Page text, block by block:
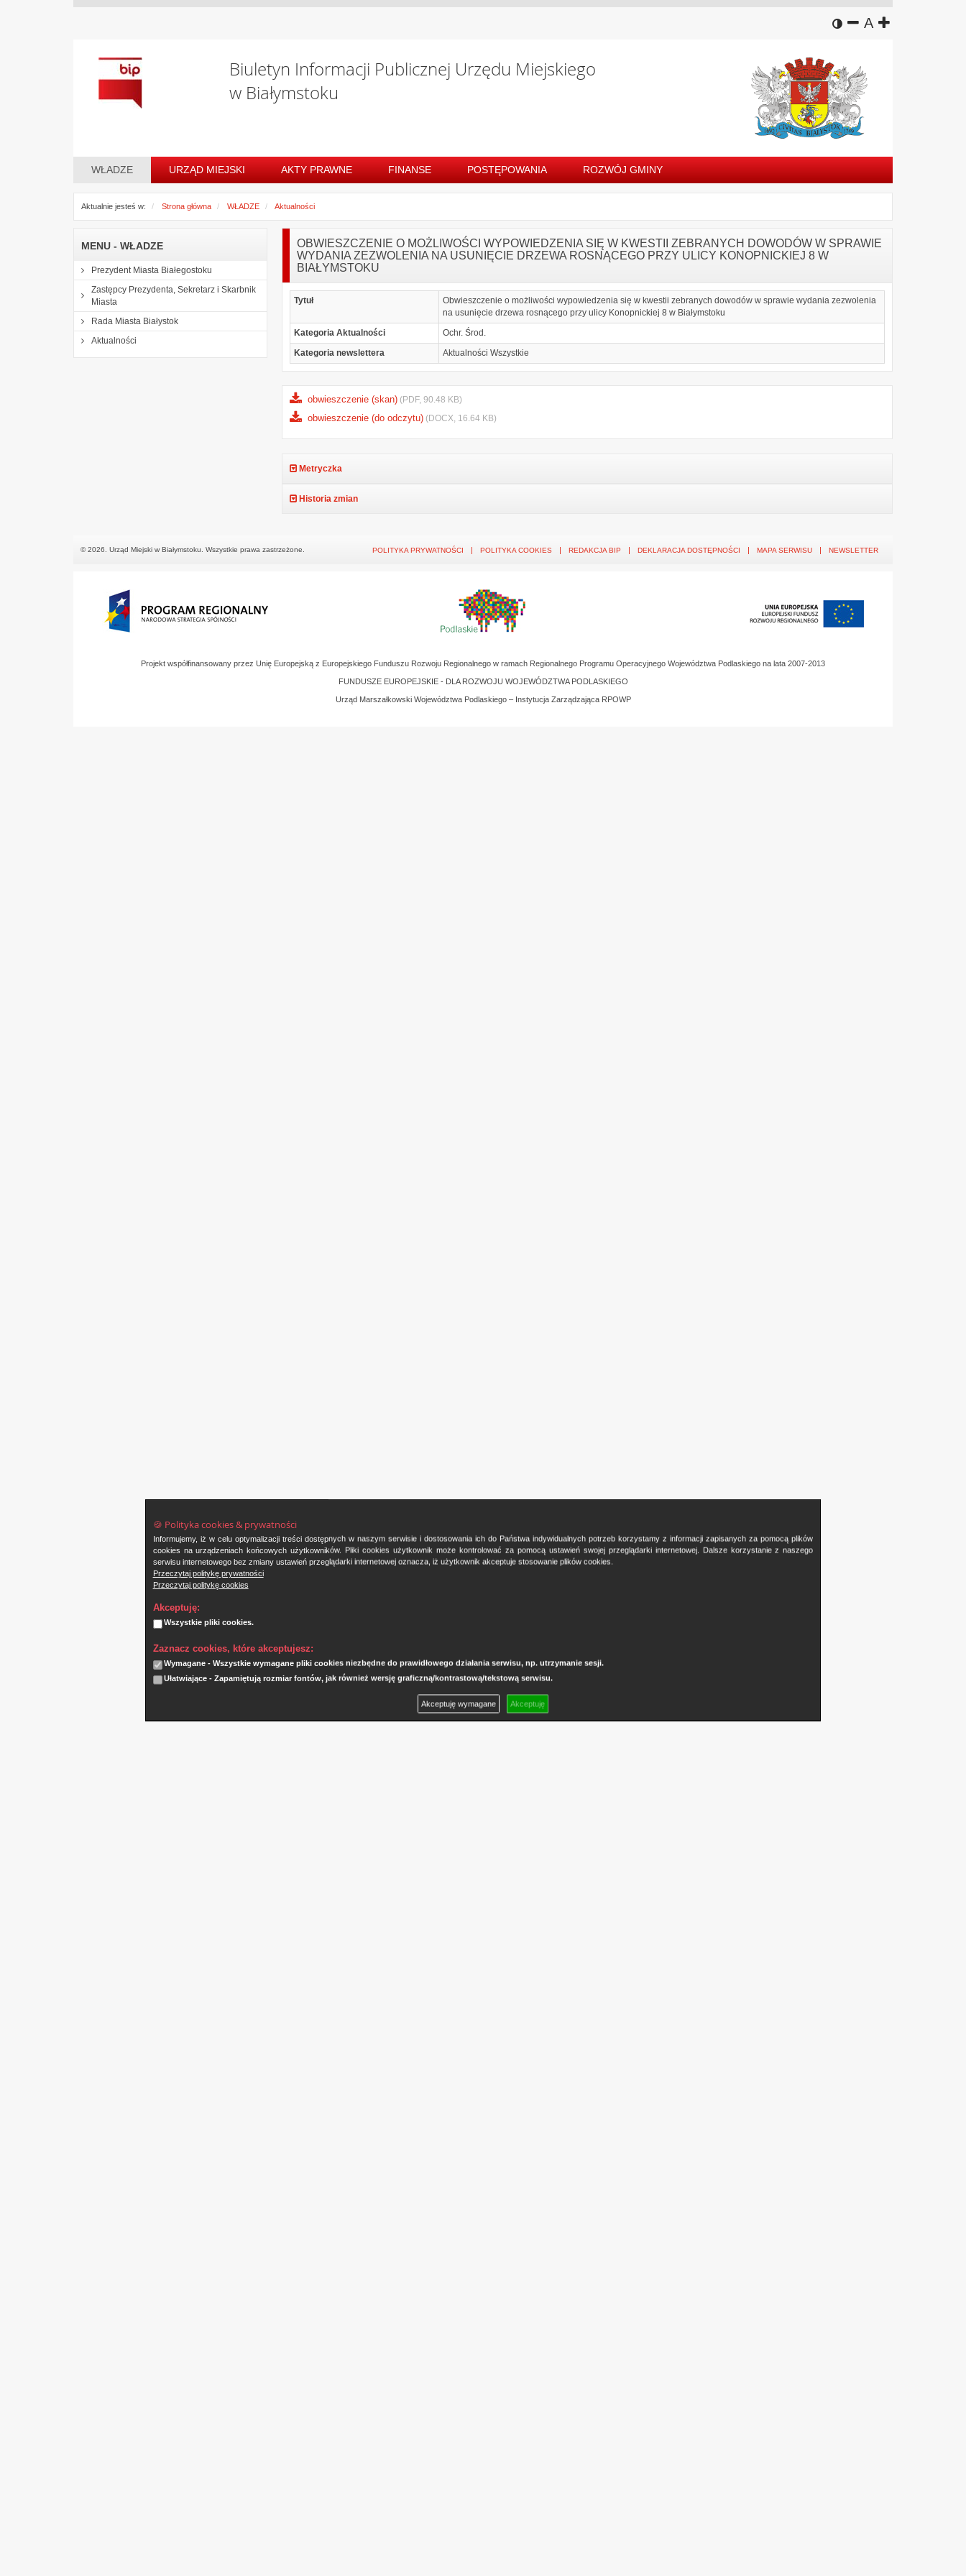
🍪 Polityka cookies & prywatności
Informujemy, iż w celu optymalizacji treści dostępnych w naszym serwisie i dostosowania ich do Państwa indywidualnych potrzeb korzystamy z informacji zapisanych za pomocą plików
cookies na urządzeniach końcowych użytkowników. Pliki cookies użytkownik może kontrolować za pomocą ustawień swojej przeglądarki internetowej. Dalsze korzystanie z naszego
serwisu internetowego bez zmiany ustawień przeglądarki internetowej oznacza, iż użytkownik akceptuje stosowanie plików cookies.
Przeczytaj politykę prywatności
Przeczytaj politykę cookies
Akceptuję:
Wszystkie pliki cookies.
Zaznacz cookies, które akceptujesz:
Wymagane - Wszystkie wymagane pliki cookies niezbędne do prawidłowego działania serwisu, np. utrzymanie sesji.
Ułatwiające - Zapamiętują rozmiar fontów, jak również wersję graficzną/kontrastową/tekstową serwisu.
Akceptuję wymagane Akceptuję
wersja kontrastowa
zmniejsz
Adomyślny
zwiększ
Biuletyn Informacji Publicznej Urzędu Miejskiego
w Białymstoku
WŁADZE URZĄD MIEJSKI AKTY PRAWNE FINANSE POSTĘPOWANIA ROZWÓJ GMINY
Aktualnie jesteś w: Strona główna WŁADZE Aktualności
MENU - WŁADZE
Prezydent Miasta Białegostoku
Zastępcy Prezydenta, Sekretarz i Skarbnik
Miasta
Rada Miasta Białystok
Aktualności
OBWIESZCZENIE O MOŻLIWOŚCI WYPOWIEDZENIA SIĘ W KWESTII ZEBRANYCH DOWODÓW W SPRAWIE
WYDANIA ZEZWOLENIA NA USUNIĘCIE DRZEWA ROSNĄCEGO PRZY ULICY KONOPNICKIEJ 8 W
BIAŁYMSTOKU
Tytuł
Obwieszczenie o możliwości wypowiedzenia się w kwestii zebranych dowodów w sprawie wydania zezwolenia
na usunięcie drzewa rosnącego przy ulicy Konopnickiej 8 w Białymstoku
Kategoria Aktualności
Ochr. Środ.
Kategoria newslettera
Aktualności Wszystkie
obwieszczenie (skan) (PDF, 90.48 KB)
obwieszczenie (do odczytu) (DOCX, 16.64 KB)
Metryczka
Historia zmian
© 2026. Urząd Miejski w Białymstoku. Wszystkie prawa zastrzeżone. POLITYKA PRYWATNOŚCI POLITYKA COOKIES REDAKCJA BIP DEKLARACJA DOSTĘPNOŚCI MAPA SERWISU NEWSLETTER
Projekt współfinansowany przez Unię Europejską z Europejskiego Funduszu Rozwoju Regionalnego w ramach Regionalnego Programu Operacyjnego Województwa Podlaskiego na lata 2007-2013
FUNDUSZE EUROPEJSKIE - DLA ROZWOJU WOJEWÓDZTWA PODLASKIEGO
Urząd Marszałkowski Województwa Podlaskiego – Instytucja Zarządzająca RPOWP